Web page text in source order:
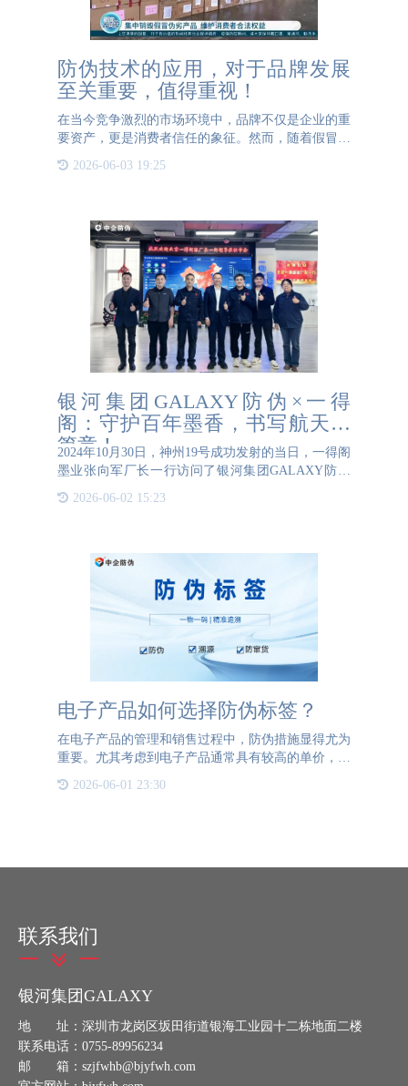
防伪技术的应用，对于品牌发展
至关重要，值得重视！
在当今竞争激烈的市场环境中，品牌不仅是企业的重
要资产，更是消费者信任的象征。然而，随着假冒伪
劣产品的泛滥，品牌面临着前所未有的挑战。防伪技
术的应用对于产品品牌的发展来说至关重要，它不仅
2026-06-03 19:25
银河集团GALAXY防伪×一得
阁：守护百年墨香，书写航天新
篇章！
2024年10月30日，神州19号成功发射的当日，一得阁
墨业张向军厂长一行访问了银河集团GALAXY防伪
迎，并亲自带领他们参观了银河集团GALAXY防伪
2026-06-02 15:23
电子产品如何选择防伪标签？
在电子产品的管理和销售过程中，防伪措施显得尤为
重要。尤其考虑到电子产品通常具有较高的单价，退
后，将正品取出，替换为假冒产品，然后重新包装并
2026-06-01 23:30
联系我们
银河集团GALAXY
地 址：深圳市龙岗区坂田街道银海工业园十二栋地面二楼
联系电话：0755-89956234
邮 箱：szjfwhb@bjyfwh.com